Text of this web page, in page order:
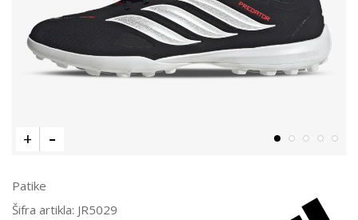
Patike
Šifra artikla: JR5029